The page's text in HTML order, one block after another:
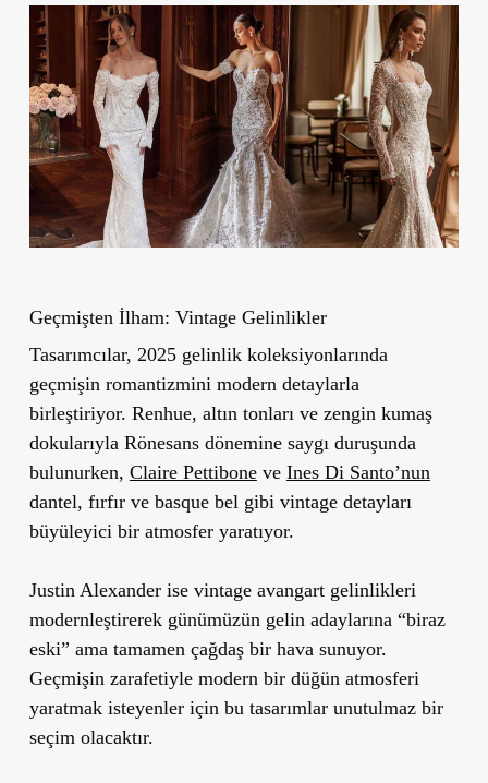
Geçmişten İlham: Vintage Gelinlikler
Tasarımcılar, 2025 gelinlik koleksiyonlarında
geçmişin romantizmini modern detaylarla
birleştiriyor. Renhue, altın tonları ve zengin kumaş
dokularıyla Rönesans dönemine saygı duruşunda
bulunurken, Claire Pettiboneve Ines Di Santo’nun
dantel, fırfır ve basque bel gibi vintage detayları
büyüleyici bir atmosfer yaratıyor.
Justin Alexander ise vintage avangart gelinlikleri
modernleştirerek günümüzün gelin adaylarına “biraz
eski” ama tamamen çağdaş bir hava sunuyor.
Geçmişin zarafetiyle modern bir düğün atmosferi
yaratmak isteyenler için bu tasarımlar unutulmaz bir
seçim olacaktır.